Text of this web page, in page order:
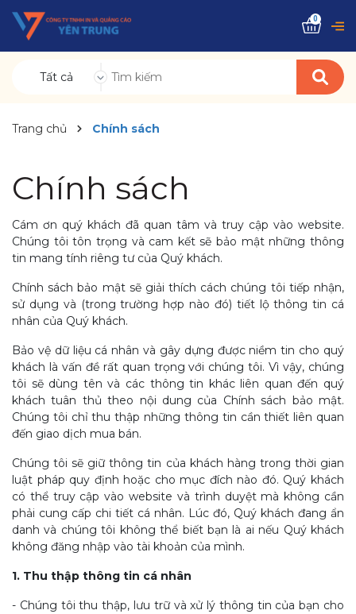
Tất cả
0
Trang chủ Chính sách
Chính sách
Cám ơn quý khách đã quan tâm và truy cập vào website.
Chúng tôi tôn trọng và cam kết sẽ bảo mật những thông
tin mang tính riêng tư của Quý khách.
Chính sách bảo mật sẽ giải thích cách chúng tôi tiếp nhận,
sử dụng và (trong trường hợp nào đó) tiết lộ thông tin cá
nhân của Quý khách.
Bảo vệ dữ liệu cá nhân và gây dựng được niềm tin cho quý
khách là vấn đề rất quan trọng với chúng tôi. Vì vậy, chúng
tôi sẽ dùng tên và các thông tin khác liên quan đến quý
khách tuân thủ theo nội dung của Chính sách bảo mật.
Chúng tôi chỉ thu thập những thông tin cần thiết liên quan
đến giao dịch mua bán.
Chúng tôi sẽ giữ thông tin của khách hàng trong thời gian
luật pháp quy định hoặc cho mục đích nào đó. Quý khách
có thể truy cập vào website và trình duyệt mà không cần
phải cung cấp chi tiết cá nhân. Lúc đó, Quý khách đang ẩn
danh và chúng tôi không thể biết bạn là ai nếu Quý khách
không đăng nhập vào tài khoản của mình.
1. Thu thập thông tin cá nhân
- Chúng tôi thu thập, lưu trữ và xử lý thông tin của bạn cho